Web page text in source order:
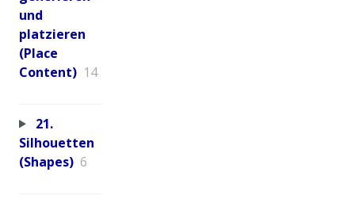
und
platzieren
(Place
Content) 14
21.
Silhouetten
(Shapes) 6